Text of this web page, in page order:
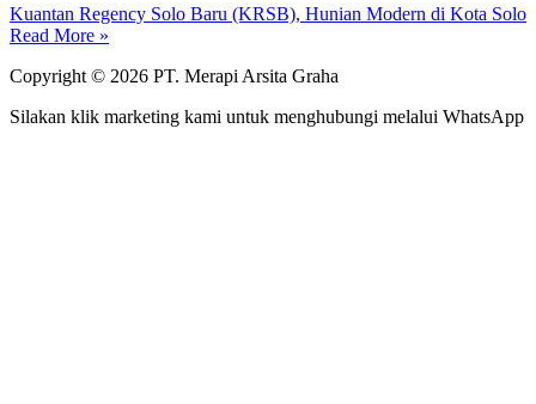
Kuantan Regency Solo Baru (KRSB), Hunian Modern di Kota Solo
Read More »
Copyright © 2026 PT. Merapi Arsita Graha
Silakan klik marketing kami untuk menghubungi melalui WhatsApp